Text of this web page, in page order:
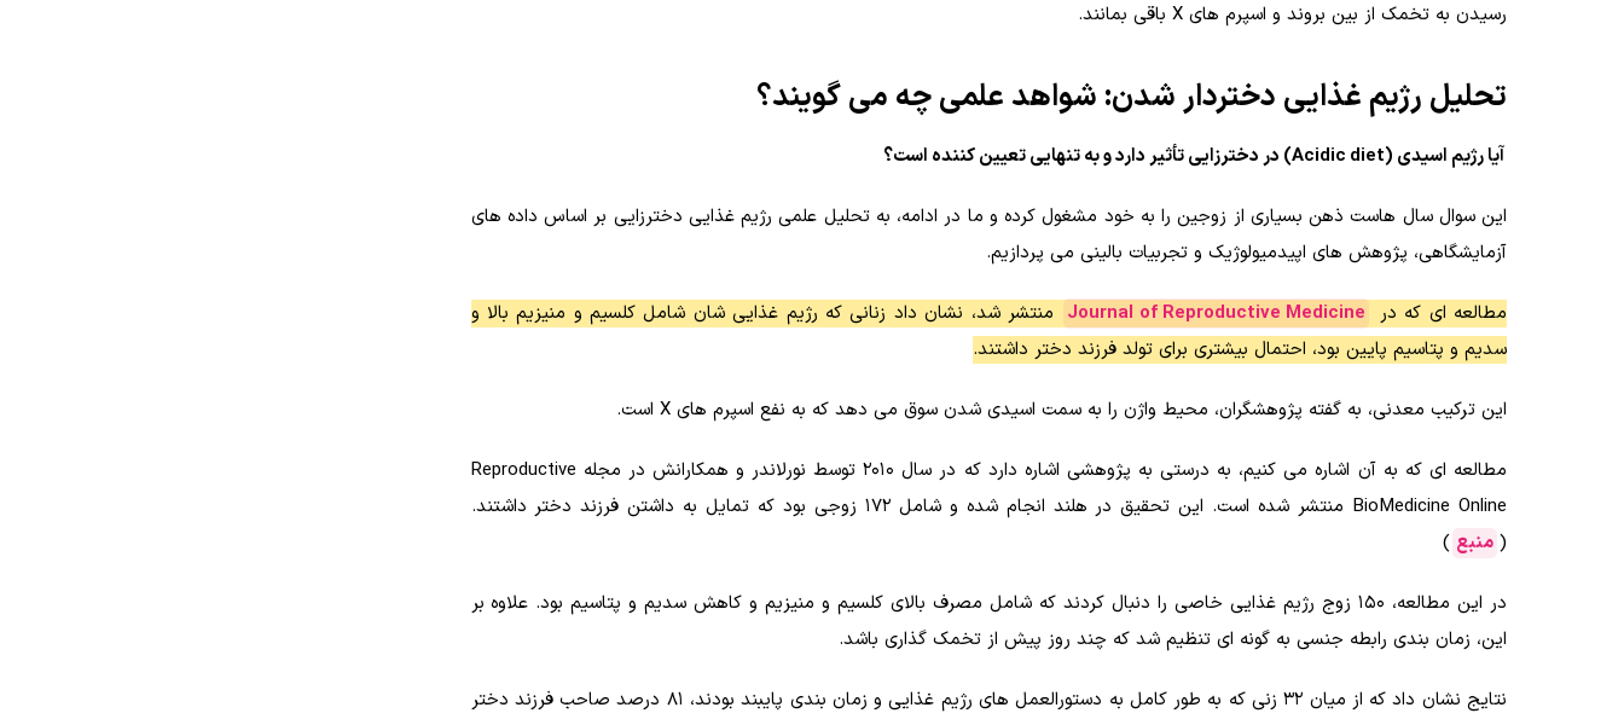
رسیدن به تخمک از بین بروند و اسپرم های X باقی بمانند.
تحلیل رژیم غذایی دختردار شدن: شواهد علمی چه می گویند؟
آیا رژیم اسیدی (Acidic diet) در دخترزایی تأثیر دارد و به تنهایی تعیین کننده است؟
این سوال سال هاست ذهن بسیاری از زوجین را به خود مشغول کرده و ما در ادامه، به تحلیل علمی رژیم غذایی دخترزایی بر اساس داده های
آزمایشگاهی، پژوهش های اپیدمیولوژیک و تجربیات بالینی می پردازیم.
مطالعه ای که در Journal of Reproductive Medicine منتشر شد، نشان داد زنانی که رژیم غذایی شان شامل کلسیم و منیزیم بالا و
سدیم و پتاسیم پایین بود، احتمال بیشتری برای تولد فرزند دختر داشتند.
این ترکیب معدنی، به گفته پژوهشگران، محیط واژن را به سمت اسیدی شدن سوق می دهد که به نفع اسپرم های X است.
مطالعه ای که به آن اشاره می کنیم، به درستی به پژوهشی اشاره دارد که در سال ۲۰۱۰ توسط نورلاندر و همکارانش در مجله Reproductive
BioMedicine Online منتشر شده است. این تحقیق در هلند انجام شده و شامل ۱۷۲ زوجی بود که تمایل به داشتن فرزند دختر داشتند.
( منبع )
در این مطالعه، ۱۵۰ زوج رژیم غذایی خاصی را دنبال کردند که شامل مصرف بالای کلسیم و منیزیم و کاهش سدیم و پتاسیم بود. علاوه بر
این، زمان بندی رابطه جنسی به گونه ای تنظیم شد که چند روز پیش از تخمک گذاری باشد.
نتایج نشان داد که از میان ۳۲ زنی که به طور کامل به دستورالعمل های رژیم غذایی و زمان بندی پایبند بودند، ۸۱ درصد صاحب فرزند دختر